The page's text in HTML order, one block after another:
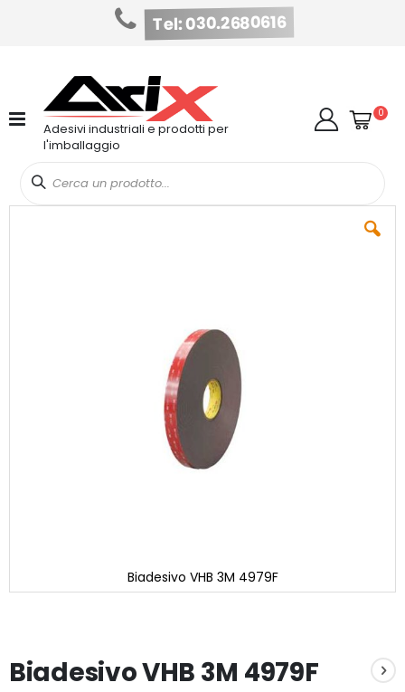
Tel: 030.2680616
contenuto
Adesivi industriali e prodotti per
l'imballaggio
Cerca Cart
0
Vai
Biadesivo VHB 3M 4979F
di
immagini
Biadesivo VHB 3M 4979F